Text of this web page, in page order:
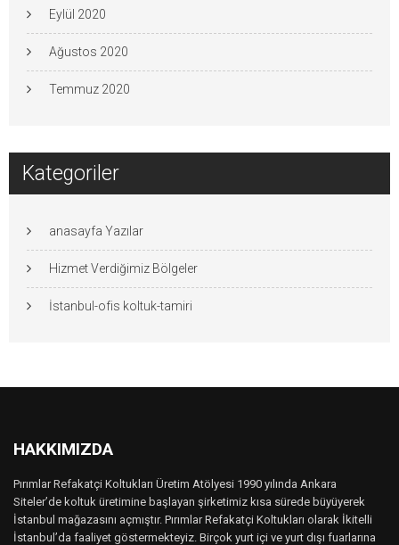
Eylül 2020
Ağustos 2020
Temmuz 2020
Kategoriler
anasayfa Yazılar
Hizmet Verdiğimiz Bölgeler
İstanbul-ofis koltuk-tamiri
HAKKIMIZDA
Pırımlar Refakatçi Koltukları Üretim Atölyesi 1990 yılında Ankara
Siteler’de koltuk üretimine başlayan şirketimiz kısa sürede büyüyerek
İstanbul mağazasını açmıştır. Pırımlar Refakatçi Koltukları olarak İkitelli
İstanbul’da faaliyet göstermekteyiz. Birçok yurt içi ve yurt dışı fuarlarına